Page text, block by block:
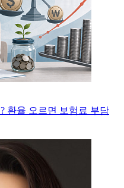
환율 오르면 보험료 부담